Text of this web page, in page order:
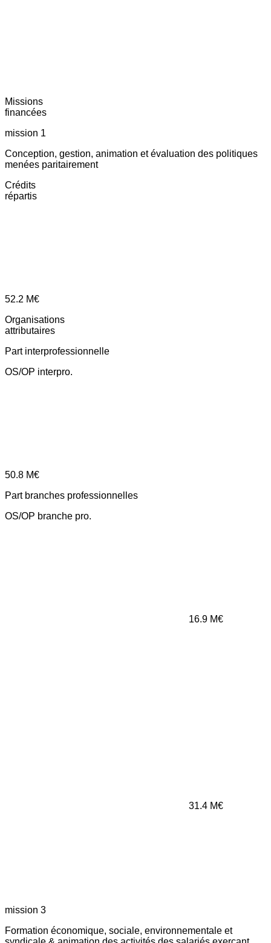
Missions
financées
mission 1
Conception, gestion, animation et évaluation des politiques
menées paritairement
Crédits
répartis
52.2 M€
Organisations
attributaires
Part interprofessionnelle
OS/OP interpro.
50.8 M€
Part branches professionnelles
OS/OP branche pro.
16.9 M€
31.4 M€
mission 3
Formation économique, sociale, environnementale et